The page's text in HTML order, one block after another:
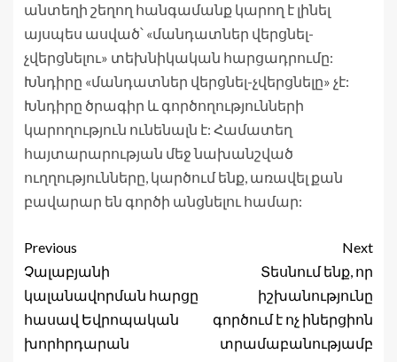
անտեղի շեղող հանգամանք կարող է լինել
այսպես ասված՝ «մանդատներ վերցնել-
չվերցնելու» տեխնիկական հարցադրումը:
Խնդիրը «մանդատներ վերցնել-չվերցնելը» չէ:
Խնդիրը ծրագիր և գործողությունների
կարողություն ունենալն է: Համատեղ
հայտարարության մեջ նախանշված
ուղղությունները, կարծում ենք, առավել քան
բավարար են գործի անցնելու համար:
Previous
Չալաբյանի
կալանավորման հարցը
հասավ Եվրոպական
խորհրդարան
Next
Տեսնում ենք, որ
իշխանությունը
գործում է ոչ իներցիոն
տրամաբանությամբ